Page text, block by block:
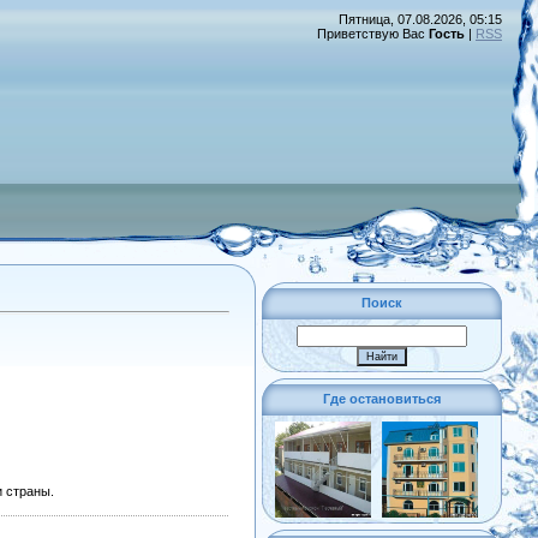
Пятница, 07.08.2026, 05:15
Приветствую Вас Гость | RSS
страны.
Поиск
Где остановиться